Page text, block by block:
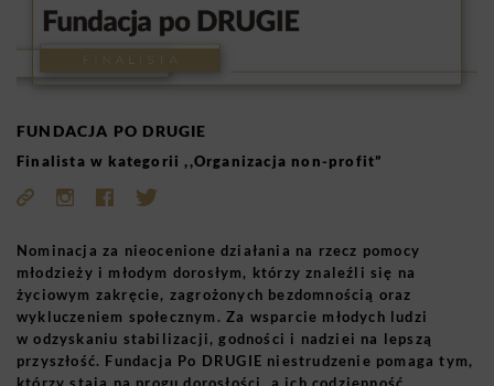
FUNDACJA PO DRUGIE
Finalista w kategorii ,,Organizacja non-profit”
Nominacja za nieocenione działania na rzecz pomocy
młodzieży i młodym dorosłym, którzy znaleźli się na
życiowym zakręcie, zagrożonych bezdomnością oraz
wykluczeniem społecznym. Za wsparcie młodych ludzi
w odzyskaniu stabilizacji, godności i nadziei na lepszą
przyszłość. Fundacja Po DRUGIE niestrudzenie pomaga tym,